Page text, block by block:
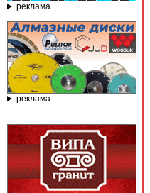
реклама
реклама